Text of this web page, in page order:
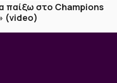
παίξω στο Champions
(video)